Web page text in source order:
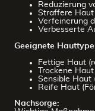
Reduzierung
Straffere Haut
Verfeinerung
Verbesserte
Geeignete
Fettige Haut
Trockene
Sensible Haut
Reife Haut
Nachsorge: